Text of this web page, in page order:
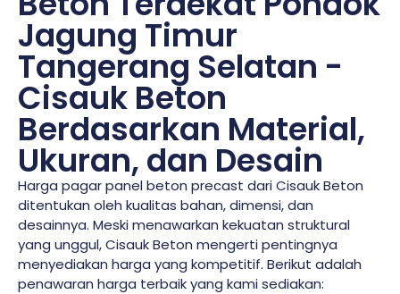
Jagung Timur
Tangerang Selatan -
Cisauk Beton
Berdasarkan Material,
Ukuran, dan Desain
Harga pagar panel beton precast dari Cisauk Beton
ditentukan oleh kualitas bahan, dimensi, dan
desainnya. Meski menawarkan kekuatan struktural
yang unggul, Cisauk Beton mengerti pentingnya
menyediakan harga yang kompetitif. Berikut adalah
penawaran harga terbaik yang kami sediakan: